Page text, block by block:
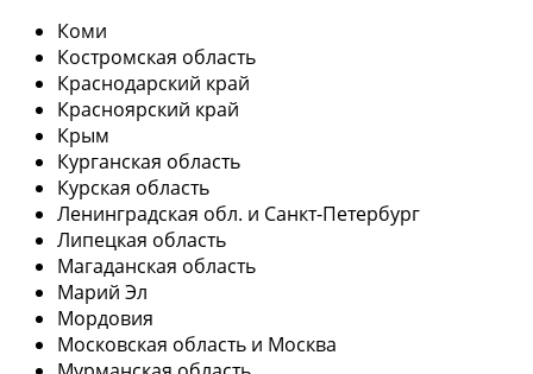
Коми
Костромская область
Краснодарский край
Красноярский край
Крым
Курганская область
Курская область
Ленинградская обл. и Санкт-Петербург
Липецкая область
Магаданская область
Марий Эл
Мордовия
Московская область и Москва